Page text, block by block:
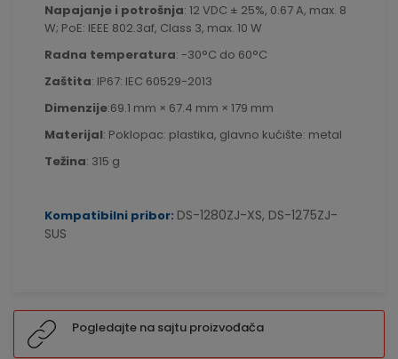
Napajanje i potrošnja: 12 VDC ± 25%, 0.67 A, max. 8
W; PoE: IEEE 802.3af, Class 3, max. 10 W
Radna temperatura: -30°C do 60°C
Zaštita: IP67: IEC 60529-2013
Dimenzije:69.1 mm × 67.4 mm × 179 mm
Materijal: Poklopac: plastika, glavno kućište: metal
Težina: 315 g
Kompatibilni pribor: DS-1280ZJ-XS, DS-1275ZJ-
SUS
Pogledajte na sajtu proizvođača